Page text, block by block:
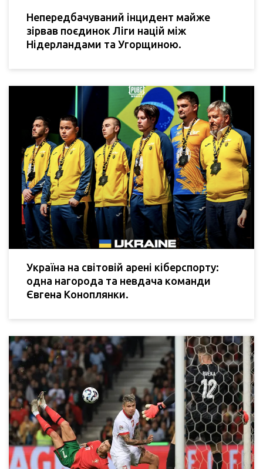
Непередбачуваний інцидент майже
зірвав поєдинок Ліги націй між
Нідерландами та Угорщиною.
Україна на світовій арені кіберспорту:
одна нагорода та невдача команди
Євгена Коноплянки.